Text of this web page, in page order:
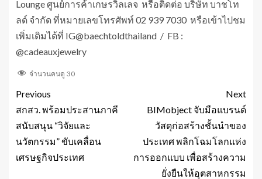
Lounge ศูนย์การค้าเกษรวิลเลจ หรือติดต่อ บริษัท บาชโท
ลด์ จำกัด ที่หมายเลขโทรศัพท์ 02 939 7030 หรือเข้าไปชม
เพิ่มเติมได้ที่ IG@baechtoldthailand / FB :
@cadeauxjewelry
จำนวนคนดู 30
Previous
สกสว. พร้อมประสานภาคี
สนับสนุน “วิจัยและ
นวัตกรรม” ขับเคลื่อน
เศรษฐกิจประเทศ
Next
BIMobject จับมือแบรนด์
วัสดุก่อสร้างชั้นนำของ
ประเทศ พลิกโฉมโลกแห่ง
การออกแบบ เพื่อสร้างความ
ยั่งยืนให้อุตสาหกรรม